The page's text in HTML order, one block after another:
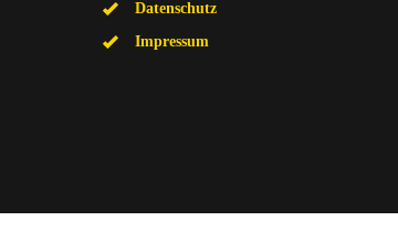
Datenschutz
Impressum